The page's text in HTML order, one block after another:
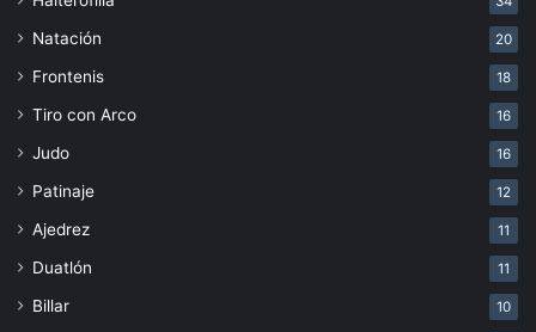
Natación 20
Frontenis 18
Tiro con Arco 16
Judo 16
Patinaje 12
Ajedrez 11
Duatlón 11
Billar 10